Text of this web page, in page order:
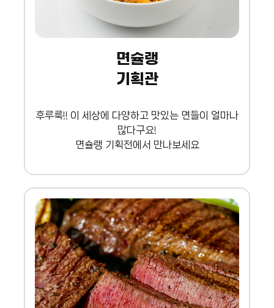
면슐랭
기획관
후루룩!! 이 세상에 다양하고 맛있는 면들이 얼마나
많다구요!
면슐랭 기획전에서 만나보세요